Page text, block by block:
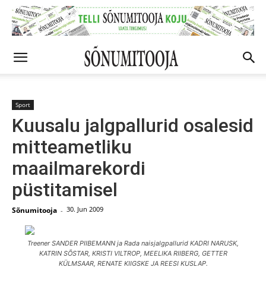
Sport
Kuusalu jalgpallurid osalesid
mitteametliku
maailmarekordi
püstitamisel
Sõnumitooja - 30. Jun 2009
Treener SANDER PIIBEMANN ja Rada naisjalgpallurid KADRI NARUSK,
KATRIN SÕSTAR, KRISTI VILTROP, MEELIKA RIIBERG, GETTER
KÜLMSAAR, RENATE KIIGSKE JA REESI KUSLAP.